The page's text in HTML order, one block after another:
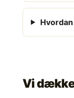
Vi